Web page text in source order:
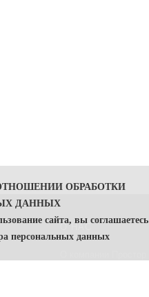
О НАС
ОБРАБОТКИ
ДАННЫХ
сайта, вы соглашаетесь
персональных данных